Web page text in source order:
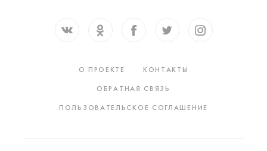
О ПРОЕКТЕ
КОНТАКТЫ
ОБРАТНАЯ СВЯЗЬ
ПОЛЬЗОВАТЕЛЬСКОЕ СОГЛАШЕНИЕ